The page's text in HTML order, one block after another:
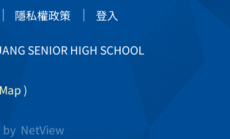
隱私權政策 登入
SENIOR HIGH SCHOOL
)
by NetView